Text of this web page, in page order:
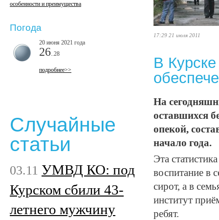
17:29 21 июля 2011
В
На
оставшихся
опекой,
начало года.
Эта
воспитание в
сирот, а в
институт
ребят.
особенности и преимущества
Погода
20 июня 2021 года
26 ..28
подробнее>>
Случайные
статьи
03.11 УМВД КО: под
Курском сбили 43-
летнего мужчину